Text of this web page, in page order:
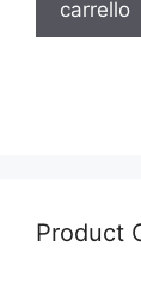
carrello
Product